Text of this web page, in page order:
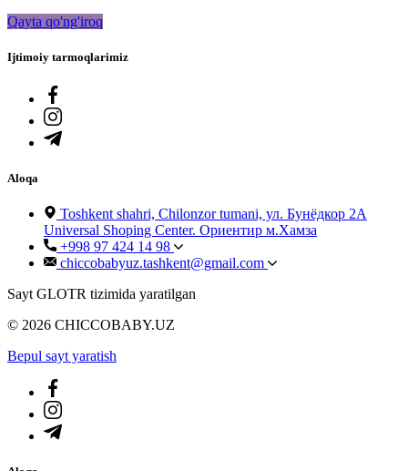
Qayta qo'ng'iroq
Ijtimoiy tarmoqlarimiz
Aloqa
Toshkent shahri, Chilonzor tumani, ул. Бунёдкор 2А
Universal Shoping Center. Ориентир м.Хамза
+998 97 424 14 98
chiccobabyuz.tashkent@gmail.com
Sayt GLOTR tizimida yaratilgan
© 2026 CHICCOBABY.UZ
Bepul sayt yaratish